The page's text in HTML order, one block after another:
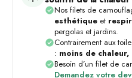
Nos filets de
esthétique et
pergolas et jardins.
Contrairement aux
: moins de
Besoin d’un filet de
Demandez votre